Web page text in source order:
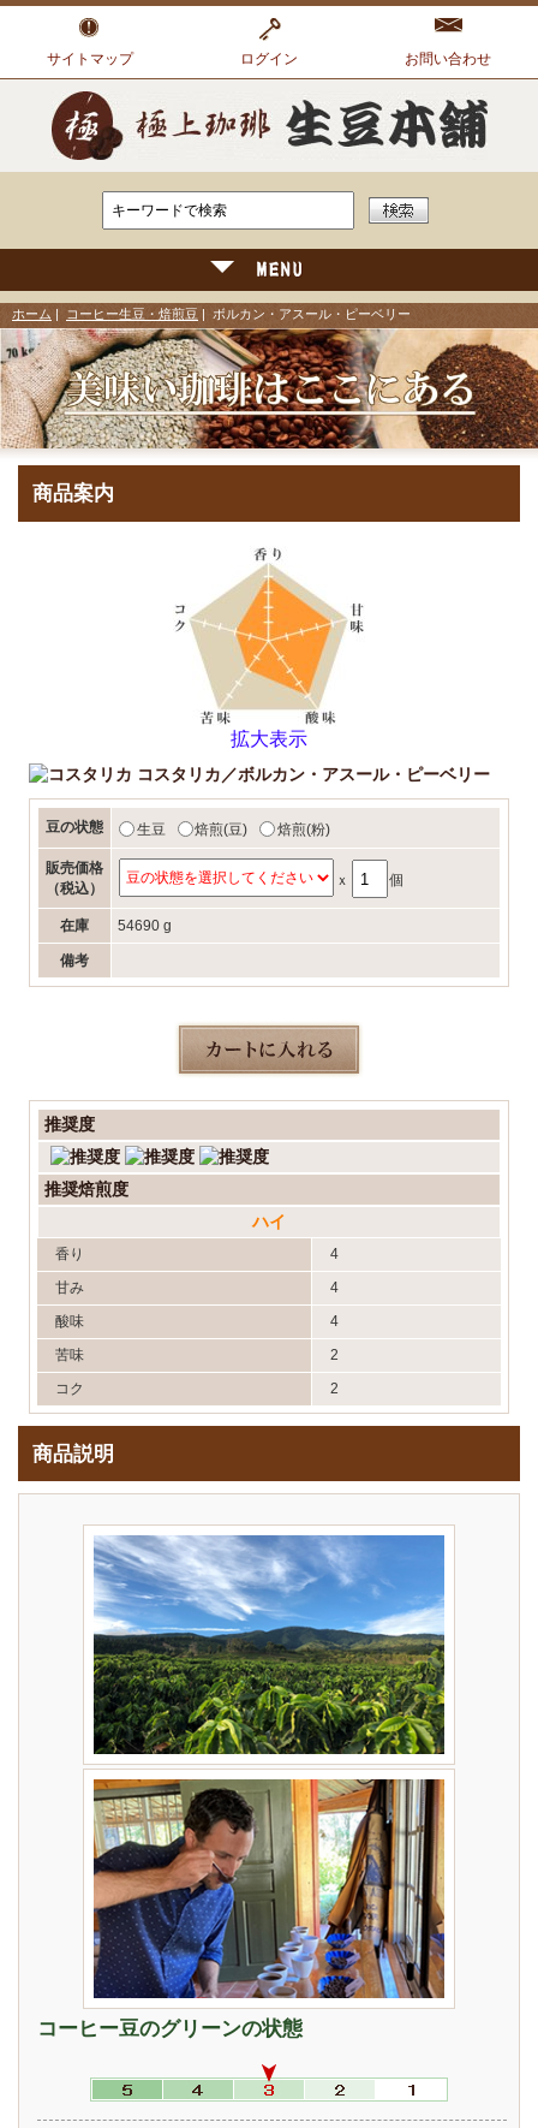
サイトマップ ログイン お問い合わせ
ホーム コーヒー生豆・焙煎豆 | ボルカン・アスール・ピーベリー
商品案内
拡大表示
コスタリカ／ボルカン・アスール・ピーベリー
豆の状態 生豆 焙煎(豆) 焙煎(粉)
販売価格
（税込）
ｘ 個
在庫 54690 g
備考
推奨度
推奨焙煎度
ハイ
香り
4
甘み
4
酸味
4
苦味
2
コク
2
商品説明
コーヒー豆のグリーンの状態